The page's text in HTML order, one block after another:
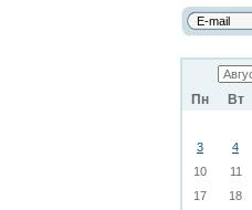
Пн Вт
3
4
10
11
17
18